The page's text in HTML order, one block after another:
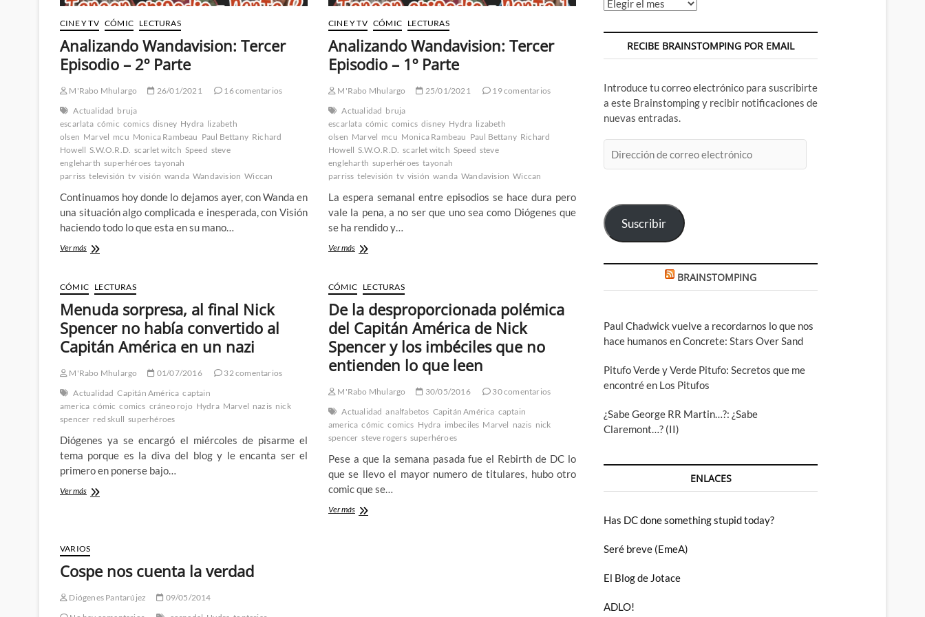
CINE Y TV CÓMIC LECTURAS
Analizando Wandavision: Tercer
Episodio – 2º Parte
M'Rabo Mhulargo 26/01/2021
16 comentarios
Actualidad bruja
escarlata cómic comics disney Hydra lizabeth
olsen Marvel mcu Monica Rambeau Paul Bettany Richard
Howell S.W.O.R.D. scarlet witch Speed steve
engleharth superhéroes tayonah
parriss televisión tv visión wanda Wandavision Wiccan
Continuamos hoy donde lo dejamos ayer, con Wanda en
una situación algo complicada e inesperada, con Visión
haciendo todo lo que esta en su mano…
Ver másAnalizando
Episodio
–
2º
CINE Y TV CÓMIC LECTURAS
Analizando Wandavision: Tercer
Episodio – 1º Parte
M'Rabo Mhulargo 25/01/2021
19 comentarios
Actualidad bruja
escarlata cómic comics disney Hydra lizabeth
olsen Marvel mcu Monica Rambeau Paul Bettany Richard
Howell S.W.O.R.D. scarlet witch Speed steve
engleharth superhéroes tayonah
parriss televisión tv visión wanda Wandavision Wiccan
La espera semanal entre episodios se hace dura pero
vale la pena, a no ser que uno sea como Diógenes que
se ha rendido y…
Ver másAnalizando
Episodio
–
1º
Parte
CÓMIC LECTURAS
Menuda sorpresa, al final Nick
Spencer no había convertido al
Capitán América en un nazi
M'Rabo Mhulargo 01/07/2016
32 comentarios
Actualidad Capitán América captain
america cómic comics cráneo rojo Hydra Marvel nazis nick
spencer red skull superhéroes
Diógenes ya se encargó el miércoles de pisarme el
tema porque es la diva del blog y le encanta ser el
primero en ponerse bajo…
Ver másMenuda
Spencer
había
al
Capitán
CÓMIC LECTURAS
De la desproporcionada polémica
del Capitán América de Nick
Spencer y los imbéciles que no
entienden lo que leen
M'Rabo Mhulargo 30/05/2016
30 comentarios
Actualidad analfabetos Capitán América captain
america cómic comics Hydra imbeciles Marvel nazis nick
spencer steve rogers superhéroes
Pese a que la semana pasada fue el Rebirth de DC lo
que se llevo el mayor numero de titulares, hubo otro
comic que se…
Ver másDe
VARIOS
Cospe nos cuenta la verdad
Diógenes Pantarújez
09/05/2014
Archivos
RECIBE BRAINSTOMPING POR EMAIL
Introduce tu correo electrónico para suscribirte
a este Brainstomping y recibir notificaciones de
nuevas entradas.
de
Suscribir
BRAINSTOMPING
Paul Chadwick vuelve a recordarnos lo que nos
hace humanos en Concrete: Stars Over Sand
Pitufo Verde y Verde Pitufo: Secretos que me
encontré en Los Pitufos
¿Sabe George RR Martin…?: ¿Sabe
Claremont…? (II)
ENLACES
Has DC done something stupid today?
Seré breve (EmeA)
El Blog de Jotace
ADLO!